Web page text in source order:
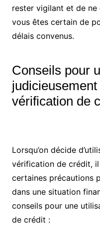
rester vigilant et de
vous êtes certain de
délais convenus.
Conseils pour
vérification de
Lorsqu’on décide
vérification de crédit,
certaines précautions
dans une situation
conseils pour une
de crédit :